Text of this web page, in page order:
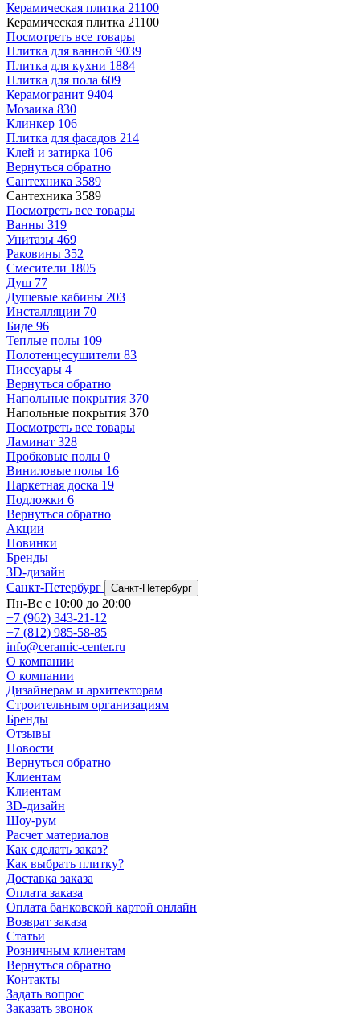
Керамическая плитка 21100
Керамическая плитка 21100
Посмотреть все товары
Плитка для ванной 9039
Плитка для кухни 1884
Плитка для пола 609
Керамогранит 9404
Мозаика 830
Клинкер 106
Плитка для фасадов 214
Клей и затирка 106
Вернуться обратно
Сантехника 3589
Сантехника 3589
Посмотреть все товары
Ванны 319
Унитазы 469
Раковины 352
Смесители 1805
Душ 77
Душевые кабины 203
Инсталляции 70
Биде 96
Теплые полы 109
Полотенцесушители 83
Писсуары 4
Вернуться обратно
Напольные покрытия 370
Напольные покрытия 370
Посмотреть все товары
Ламинат 328
Пробковые полы 0
Виниловые полы 16
Паркетная доска 19
Подложки 6
Вернуться обратно
Акции
Новинки
Бренды
3D-дизайн
Санкт-Петербург
Санкт-Петербург
Пн-Вс с 10:00 до 20:00
+7 (962) 343-21-12
+7 (812) 985-58-85
info@ceramic-center.ru
О компании
О компании
Дизайнерам и архитекторам
Строительным организациям
Бренды
Отзывы
Новости
Вернуться обратно
Клиентам
Клиентам
3D-дизайн
Шоу-рум
Расчет материалов
Как сделать заказ?
Как выбрать плитку?
Доставка заказа
Оплата заказа
Оплата банковской картой онлайн
Возврат заказа
Статьи
Розничным клиентам
Вернуться обратно
Контакты
Задать вопрос
Заказать звонок